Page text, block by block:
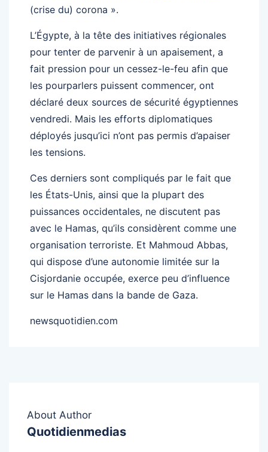
(crise du) corona ».
L’Égypte, à la tête des initiatives régionales
pour tenter de parvenir à un apaisement, a
fait pression pour un cessez-le-feu afin que
les pourparlers puissent commencer, ont
déclaré deux sources de sécurité égyptiennes
vendredi. Mais les efforts diplomatiques
déployés jusqu’ici n’ont pas permis d’apaiser
les tensions.
Ces derniers sont compliqués par le fait que
les États-Unis, ainsi que la plupart des
puissances occidentales, ne discutent pas
avec le Hamas, qu’ils considèrent comme une
organisation terroriste. Et Mahmoud Abbas,
qui dispose d’une autonomie limitée sur la
Cisjordanie occupée, exerce peu d’influence
sur le Hamas dans la bande de Gaza.
newsquotidien.com
About Author
Quotidienmedias